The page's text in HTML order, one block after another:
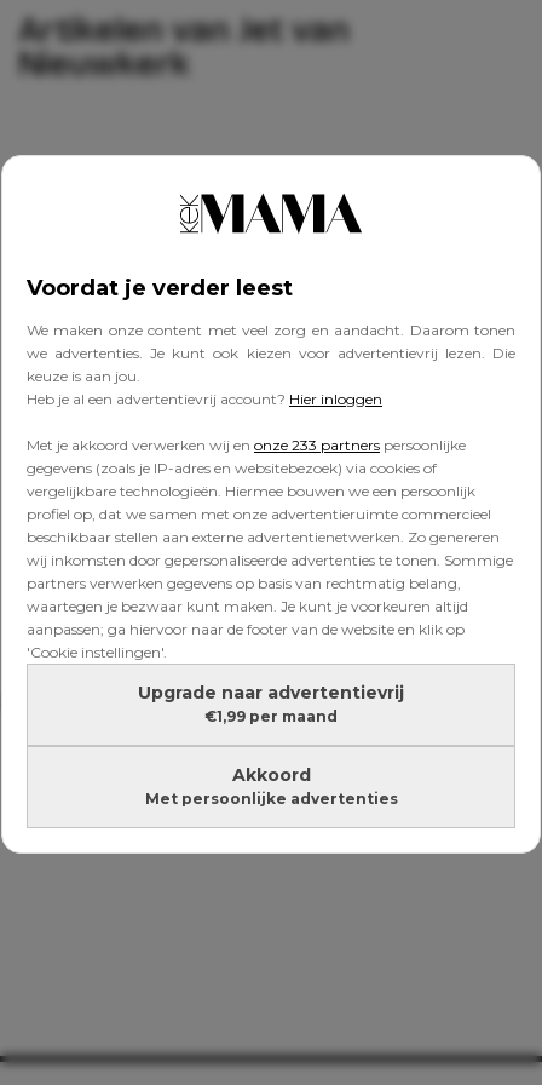
Voordat je verder leest
We maken onze content met veel zorg en aandacht. Daarom tonen
we advertenties. Je kunt ook kiezen voor advertentievrij lezen. Die
keuze is aan jou.
Heb je al een advertentievrij account? Hier inloggen
Met je akkoord verwerken wij en onze 233 partners persoonlijke
gegevens (zoals je IP-adres en websitebezoek) via cookies of
vergelijkbare technologieën. Hiermee bouwen we een persoonlijk
profiel op, dat we samen met onze advertentieruimte commercieel
beschikbaar stellen aan externe advertentienetwerken. Zo genereren
wij inkomsten door gepersonaliseerde advertenties te tonen. Sommige
partners verwerken gegevens op basis van rechtmatig belang,
waartegen je bezwaar kunt maken. Je kunt je voorkeuren altijd
aanpassen; ga hiervoor naar de footer van de website en klik op
'Cookie instellingen'.
Upgrade naar advertentievrij
€1,99 per maand
Akkoord
Met persoonlijke advertenties
Artikelen van Jet van
Nieuwkerk
Traktatierecept: Kermit de Kikker
kokosmakronen
RECEPTEN
Traktatierecept: de
drollenkoekjes van Jet van
Nieuwkerk
RECEPTEN
Traktatierecept: pizzaslangen
Lees verder onder de advertentie